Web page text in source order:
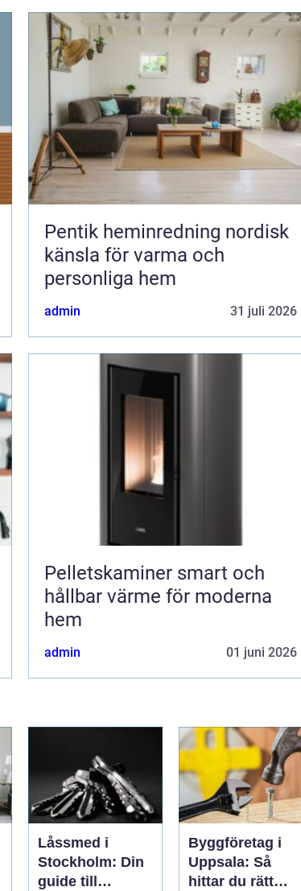
Pentik heminredning nordisk
känsla för varma och
personliga hem
admin 31 juli 2026
Pelletskaminer smart och
hållbar värme för moderna
hem
admin 01 juni 2026
Låssmed i
Stockholm: Din
guide till
Byggföretag i
Uppsala: Så
hittar du rätt